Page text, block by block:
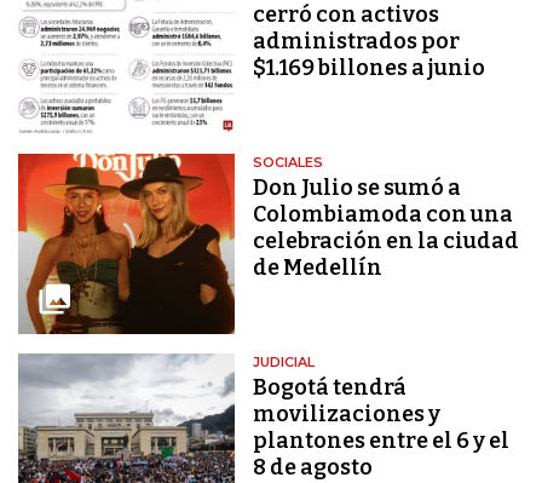
cerró con activos
administrados por
$1.169 billones a junio
SOCIALES
Don Julio se sumó a
Colombiamoda con una
celebración en la ciudad
de Medellín
JUDICIAL
Bogotá tendrá
movilizaciones y
plantones entre el 6 y el
8 de agosto